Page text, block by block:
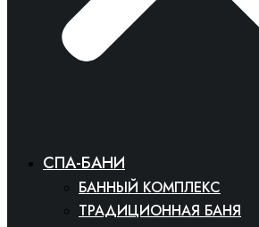
СПА-БАНИ
БАННЫЙ КОМПЛЕКС
ТРАДИЦИОННАЯ БАНЯ